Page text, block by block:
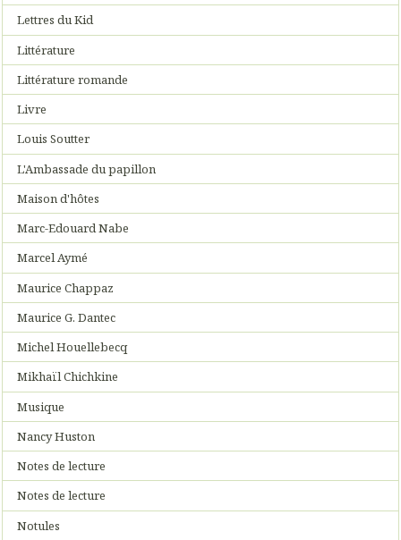
Lettres du Kid
Littérature
Littérature romande
Livre
Louis Soutter
L'Ambassade du papillon
Maison d'hôtes
Marc-Edouard Nabe
Marcel Aymé
Maurice Chappaz
Maurice G. Dantec
Michel Houellebecq
Mikhaïl Chichkine
Musique
Nancy Huston
Notes de lecture
Notes de lecture
Notules